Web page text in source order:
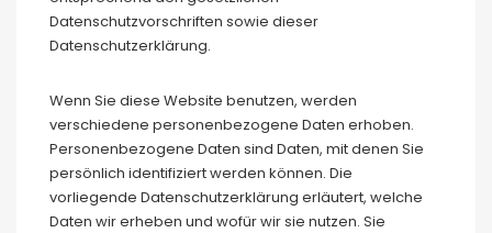
Datenschutzvorschriften sowie dieser
Datenschutzerklärung.
Wenn Sie diese Website benutzen, werden
verschiedene personenbezogene Daten erhoben.
Personenbezogene Daten sind Daten, mit denen Sie
persönlich identifiziert werden können. Die
vorliegende Datenschutzerklärung erläutert, welche
Daten wir erheben und wofür wir sie nutzen. Sie